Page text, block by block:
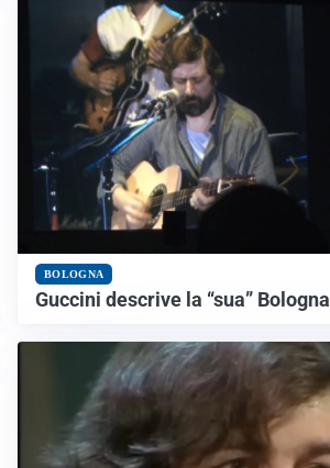
BOLOGNA
Guccini descrive la “sua” Bologna